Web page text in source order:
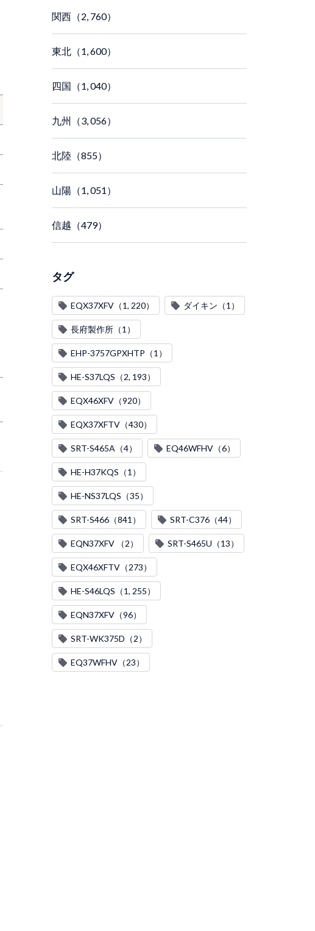
関西（2, 760）
東北（1, 600）
四国（1, 040）
九州（3, 056）
北陸（855）
山陽（1, 051）
信越（479）
タグ
EQX37XFV（1, 220） ダイキン（1）
長府製作所（1）
EHP-3757GPXHTP（1）
HE-S37LQS（2, 193）
EQX46XFV（920）
EQX37XFTV（430）
SRT-S465A（4） EQ46WFHV（6）
HE-H37KQS（1）
HE-NS37LQS（35）
SRT-S466（841） SRT-C376（44）
EQN37XFV （2） SRT-S465U（13）
EQX46XFTV（273）
HE-S46LQS（1, 255）
EQN37XFV（96）
SRT-WK375D（2）
EQ37WFHV（23）